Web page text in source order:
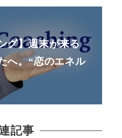
グ】週末が来る
へ。“恋のエネル
記事